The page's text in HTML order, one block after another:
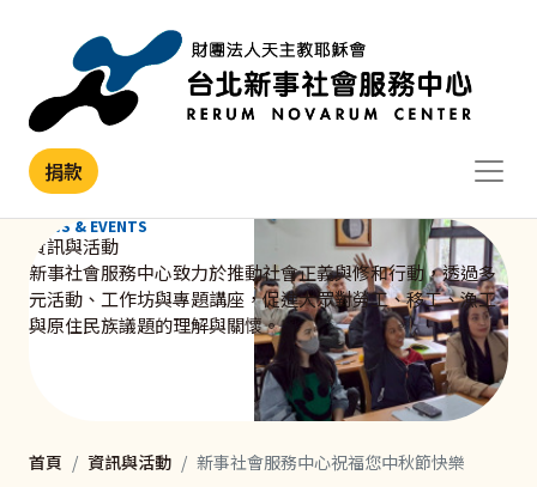
捐款
NEWS & EVENTS
資訊與活動
新事社會服務中心致力於推動社會正義與修和行動，透過多
元活動、工作坊與專題講座，促進大眾對勞工、移工、漁工
與原住民族議題的理解與關懷。
首頁 資訊與活動 新事社會服務中心祝福您中秋節快樂